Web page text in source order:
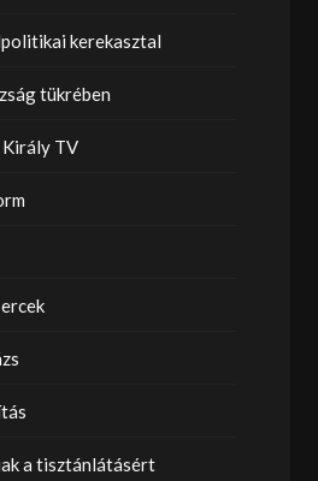
kerekasztal
tükrében
Király TV
a tisztánlátásért